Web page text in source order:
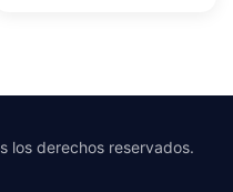
los derechos reservados.